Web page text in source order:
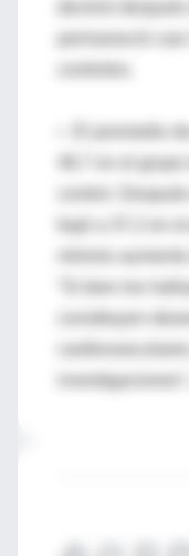
46,7 en el
bajó a 37,2 en
mínimo
“Si bien los